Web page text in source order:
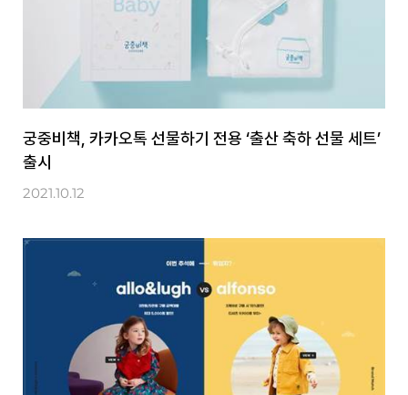
궁중비책, 카카오톡 선물하기 전용 ‘출산 축하 선물 세트’
출시
2021.10.12